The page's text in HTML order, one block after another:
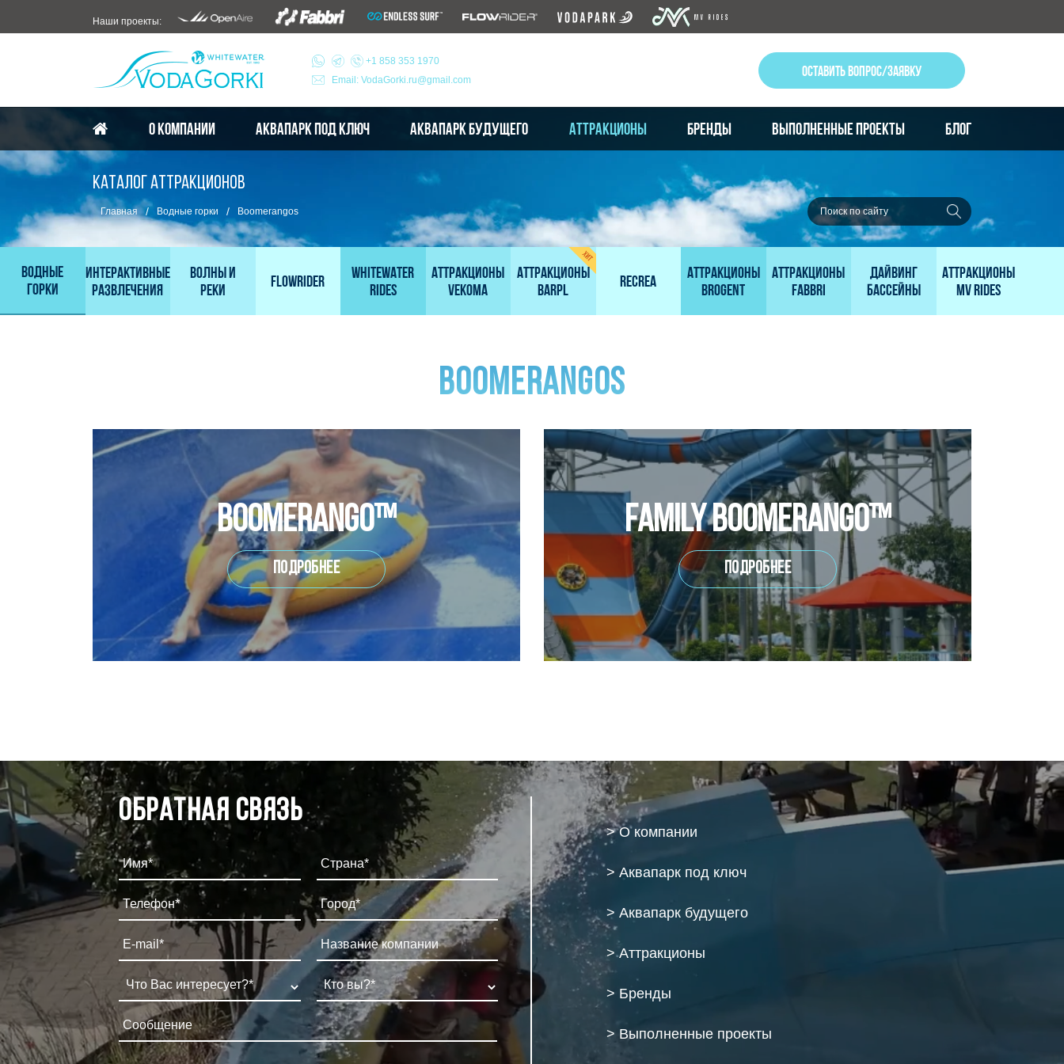
Наши проекты:
+1 858 353 1970
Email: VodaGorki.ru@gmail.com
ОСТАВИТЬ ВОПРОС/ЗАЯВКУ
О КОМПАНИИ АКВАПАРК ПОД КЛЮЧ АКВАПАРК БУДУЩЕГО АТТРАКЦИОНЫ БРЕНДЫ ВЫПОЛНЕННЫЕ ПРОЕКТЫ БЛОГ
КАТАЛОГ АТТРАКЦИОНОВ
Главная / Водные горки / Boomerangos
Водные
горки
Интерактивные
развлечения
Волны и
реки
FlowRider
WhiteWater
Rides
Аттракционы
Vekoma
АТТРАКЦИОНЫ
BARPL
RECREA
Аттракционы
Brogent
Аттракционы
Fabbri
Дайвинг
бассейны
Аттракционы
MV Rides
Boomerangos
Boomerango™
Подробнее
Family Boomerango™
Подробнее
Обратная связь
> О компании
> Аквапарк под ключ
> Аквапарк будущего
> Аттракционы
> Бренды
> Выполненные проекты